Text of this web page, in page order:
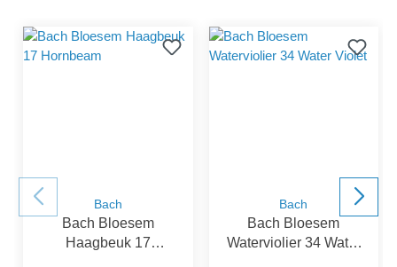
Bach
Bach Bloesem
Haagbeuk 17
Bach
Bach Bloesem
Waterviolier 34 Water